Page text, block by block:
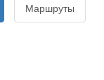
Маршруты